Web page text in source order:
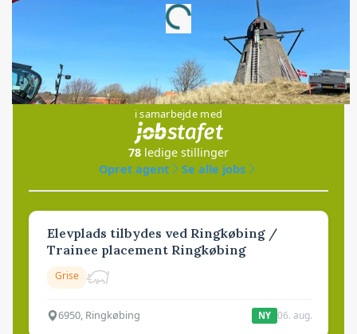
Loading...
Jobs
i samarbejde med
78 ledige stillinger
Opret agent
Se alle jobs
Elevplads tilbydes ved Ringkøbing /
Trainee placement Ringkøbing
Grise
6950, Ringkøbing NY 06. aug.